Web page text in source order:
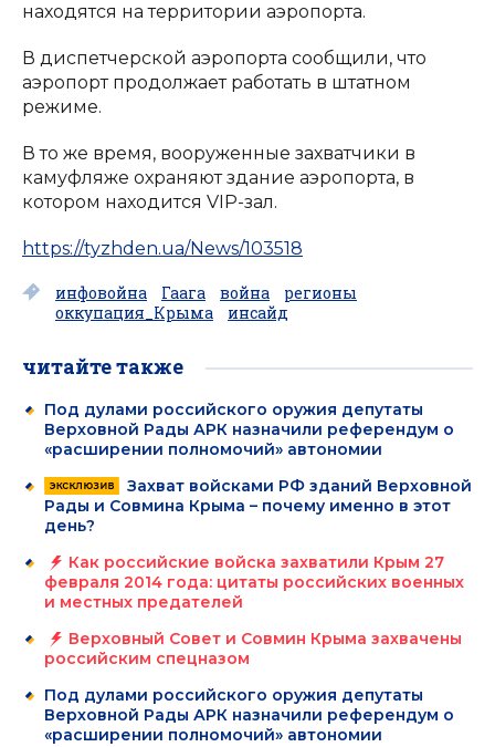
находятся на территории аэропорта.
В диспетчерской аэропорта сообщили, что
аэропорт продолжает работать в штатном
режиме.
В то же время, вооруженные захватчики в
камуфляже охраняют здание аэропорта, в
котором находится VIP-зал.
https://tyzhden.ua/News/103518
инфовойна Гаага война
регионы
оккупация_Крыма
инсайд
читайте также
Под дулами российского оружия депутаты
Верховной Рады АРК назначили референдум о
«расширении полномочий» автономии
Захват войсками РФ зданий Верховной
Рады и Совмина Крыма – почему именно в этот
день?
Как российские войска захватили Крым 27
февраля 2014 года: цитаты российских военных
и местных предателей
Верховный Совет и Совмин Крыма захвачены
российским спецназом
Под дулами российского оружия депутаты
Верховной Рады АРК назначили референдум о
«расширении полномочий» автономии